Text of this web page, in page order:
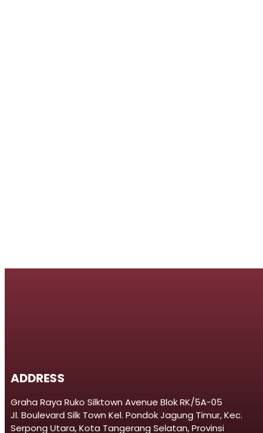
ADDRESS
Graha Raya Ruko Silktown Avenue Blok RK/5A-05
Jl. Boulevard Silk Town Kel. Pondok Jagung Timur, Kec.
Serpong Utara, Kota Tangerang Selatan, Provinsi